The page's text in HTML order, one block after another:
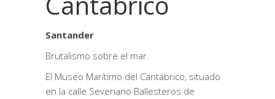
Santander
Brutalismo sobre el mar.
El Museo Marítimo del Cantábrico, situado
en la calle Severiano Ballesteros de